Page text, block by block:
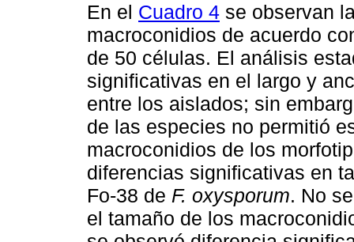
En el Cuadro 4 se observan
macroconidios de acuerdo
de 50 células. El análisis
significativas en el largo y
entre los aislados; sin
de las especies no permitió
macroconidios de los
diferencias significativas en
Fo-38 de F. oxysporum. No
el tamaño de los